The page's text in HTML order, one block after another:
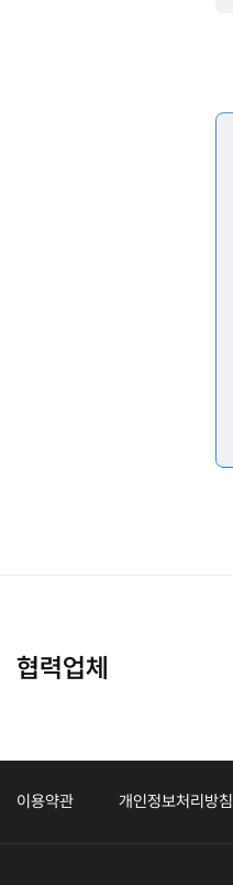
협력업체
이용약관 개인정보처리방침